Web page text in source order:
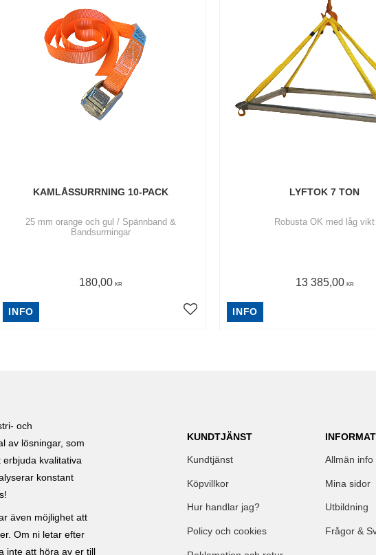
KAMLÅSSURRNING 10-PACK
25 mm orange och gul / Spännband &
Bandsurrningar
180,00 KR
INFO
LYFTOK 7 TON
Robusta OK med låg vikt
13 385,00 KR
INFO
och
av lösningar, som
kvalitativa
konstant
även möjlighet att
Om ni letar efter
inte att höra av er till
KUNDTJÄNST
Kundtjänst
Köpvillkor
Hur handlar jag?
Policy och cookies
Allmän info
Mina sidor
Utbildning
Frågor &